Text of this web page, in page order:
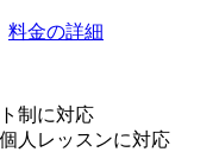
料金の詳細